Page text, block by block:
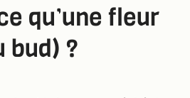
qu’une fleur
bud) ?